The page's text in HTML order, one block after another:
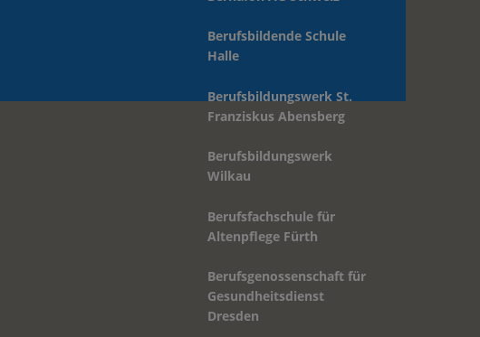
Berufsbildungswerk St.
Franziskus Abensberg
Berufsbildungswerk
Wilkau
Berufsfachschule für
Altenpflege Fürth
Berufsgenossenschaft für
Gesundheitsdienst
Collège professionnel de
Nettetal